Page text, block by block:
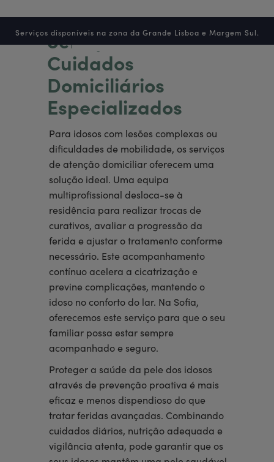
Serviços de
Cuidados
Domiciliários
Especializados
Para idosos com lesões complexas ou
dificuldades de mobilidade, os serviços
de atenção domiciliar oferecem uma
solução ideal. Uma equipa
multiprofissional desloca-se à
residência para realizar trocas de
curativos, avaliar a progressão da
ferida e ajustar o tratamento conforme
necessário. Este acompanhamento
contínuo acelera a cicatrização e
previne complicações, mantendo o
idoso no conforto do lar. Na Sofia,
oferecemos este serviço para que o seu
familiar possa estar sempre
acompanhado e seguro.
Proteger a saúde da pele dos idosos
através de prevenção proativa é mais
eficaz e menos dispendioso do que
tratar feridas avançadas. Combinando
cuidados diários, nutrição adequada e
vigilância atenta, pode garantir que os
Serviços disponíveis na zona da Grande Lisboa e Margem Sul.